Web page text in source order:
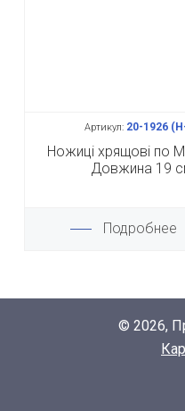
Артикул: 20-1926
Ножиці хрящові по
Довжина 19
Подробнее
© 2026,